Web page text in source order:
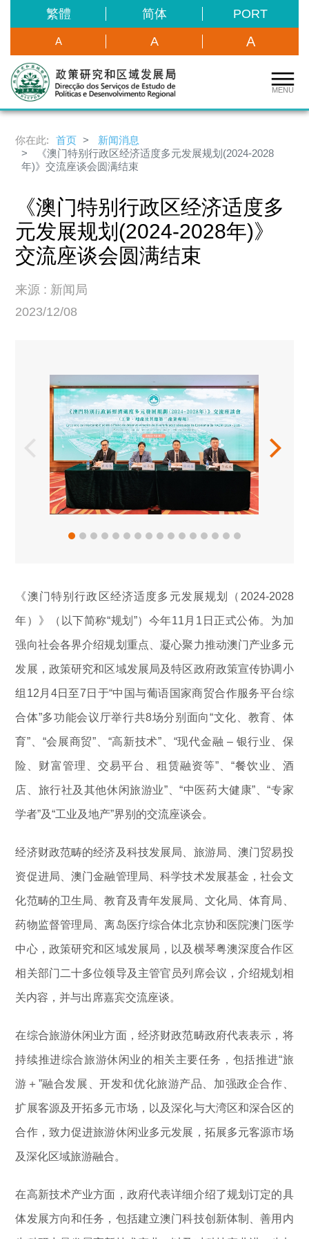
繁體 简体 PORT
A A A
MENU
你在此: 首页
新闻消息
《澳门特别行政区经济适度多元发展规划(2024-2028
年)》交流座谈会圆满结束
《澳门特别行政区经济适度多
元发展规划(2024-2028年)》
交流座谈会圆满结束
来源 : 新闻局
2023/12/08
《澳门特别行政区经济适度多元发展规划（2024-2028
年）》（以下简称“规划”）今年11月1日正式公佈。为加
强向社会各界介绍规划重点、凝心聚力推动澳门产业多元
发展，政策研究和区域发展局及特区政府政策宣传协调小
组12月4日至7日于“中国与葡语国家商贸合作服务平台综
合体”多功能会议厅举行共8场分别面向“文化、教育、体
育”、“会展商贸”、“高新技术”、“现代金融 – 银行业、保
险、财富管理、交易平台、租赁融资等”、“餐饮业、酒
店、旅行社及其他休闲旅游业”、“中医药大健康”、“专家
学者”及“工业及地产”界别的交流座谈会。
经济财政范畴的经济及科技发展局、旅游局、澳门贸易投
资促进局、澳门金融管理局、科学技术发展基金，社会文
化范畴的卫生局、教育及青年发展局、文化局、体育局、
药物监督管理局、离岛医疗综合体北京协和医院澳门医学
中心，政策研究和区域发展局，以及横琴粤澳深度合作区
相关部门二十多位领导及主管官员列席会议，介绍规划相
关内容，并与出席嘉宾交流座谈。
在综合旅游休闲业方面，经济财政范畴政府代表表示，将
持续推进综合旅游休闲业的相关主要任务，包括推进“旅
游＋”融合发展、开发和优化旅游产品、加强政企合作、
扩展客源及开拓多元市场，以及深化与大湾区和深合区的
合作，致力促进旅游休闲业多元发展，拓展多元客源市场
及深化区域旅游融合。
在高新技术产业方面，政府代表详细介绍了规划订定的具
体发展方向和任务，包括建立澳门科技创新体制、善用内